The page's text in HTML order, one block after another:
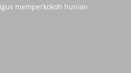
memperkokoh hunian